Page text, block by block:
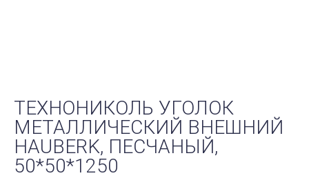
ТЕХНОНИКОЛЬ УГОЛОК
МЕТАЛЛИЧЕСКИЙ ВНЕШНИЙ
HAUBERK, ПЕСЧАНЫЙ,
50*50*1250